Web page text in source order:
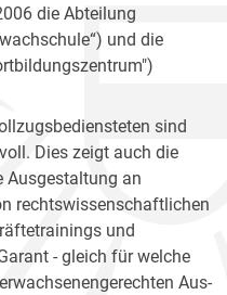
die Abteilung
und die
sind
Dies zeigt auch die
Ausgestaltung an
rechtswissenschaftlichen
und
- gleich für welche
Aus-